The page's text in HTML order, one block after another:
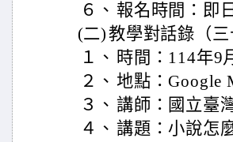
６、 報名時間：即
(二)教學對話錄（三
１、 時間：114年9
２、 地點：Google
３、 講師：國立臺
４、 講題：小說怎